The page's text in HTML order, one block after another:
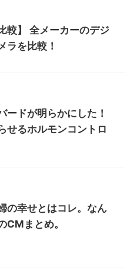
較】 全メーカーのデジ
ラを比較！
ードが明らかにした！
せるホルモンコントロ
の幸せとはコレ。なん
CMまとめ。